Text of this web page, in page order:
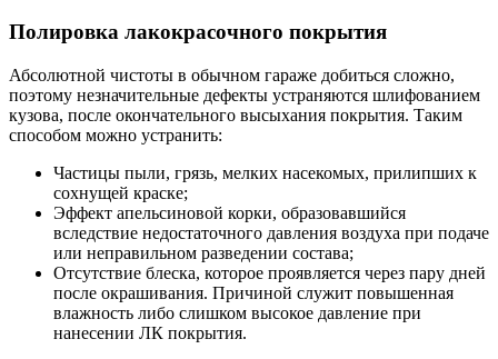
Полировка лакокрасочного покрытия
Абсолютной чистоты в обычном гараже добиться сложно,
поэтому незначительные дефекты устраняются шлифованием
кузова, после окончательного высыхания покрытия. Таким
способом можно устранить:
Частицы пыли, грязь, мелких насекомых, прилипших к
сохнущей краске;
Эффект апельсиновой корки, образовавшийся
вследствие недостаточного давления воздуха при подаче
или неправильном разведении состава;
Отсутствие блеска, которое проявляется через пару дней
после окрашивания. Причиной служит повышенная
влажность либо слишком высокое давление при
нанесении ЛК покрытия.